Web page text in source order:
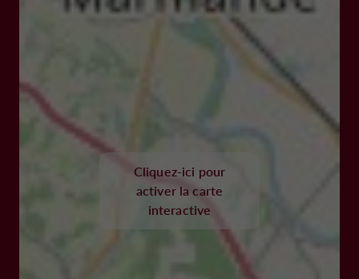
Cliquez-ici pour
activer la carte
interactive